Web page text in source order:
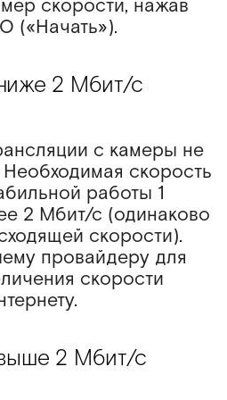
Акция «Безопасный
онлайн»
уличная поворотная 4G»
скорости, нажав
(«Начать»).
2 Мбит/с
с камеры не
Необходимая скорость
работы 1
2 Мбит/с (одинаково
скорости).
провайдеру для
скорости
2 Мбит/с